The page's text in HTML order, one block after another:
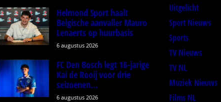
Helmond Sport haalt
Belgische aanvaller Mauro
Lenaerts op huurbasis
6 augustus 2026
FC Den Bosch legt 16-jarige
Kai de Rooij voor drie
seizoenen...
6 augustus 2026
Uitgelicht
Sport Nieuws
Sports
TV Nieuws
TV NL
Muziek Nieuws
Films NL